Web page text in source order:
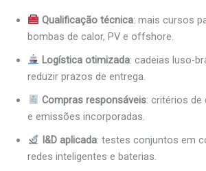
Qualificação técnica: mais cursos
bombas de calor, PV e offshore.
Logística otimizada: cadeias luso-
reduzir prazos de entrega.
Compras responsáveis: critérios de
e emissões incorporadas.
I&D aplicada: testes conjuntos em
redes inteligentes e baterias.